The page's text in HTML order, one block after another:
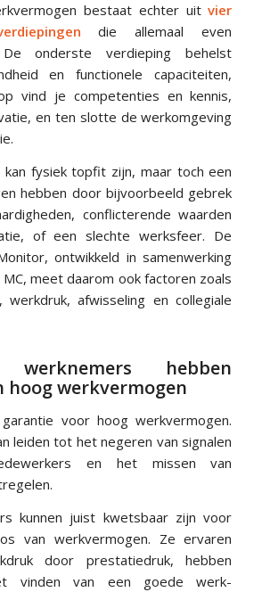
bestaat echter uitvier
die allemaal even
onderste verdieping behelst
en functionele capaciteiten,
vind je competenties en kennis,
en ten slotte de werkomgeving
kan fysiek topfit zijn, maar toch een
hebben door bijvoorbeeld gebrek
conflicterende waarden
of een slechte werksfeer. De
ontwikkeld in samenwerking
meet daarom ook factoren zoals
werkdruk, afwisseling en collegiale
hebben
werkvermogen
voor hoog werkvermogen.
leiden tot het negeren van signalen
en het missen van
kunnen juist kwetsbaar zijn voor
van werkvermogen. Ze ervaren
door prestatiedruk, hebben
vinden van een goede werk-